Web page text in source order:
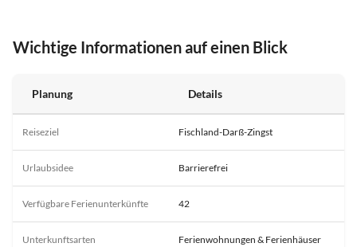
Wichtige Informationen auf einen Blick
Planung Details
Reiseziel Fischland-Darß-Zingst
Urlaubsidee Barrierefrei
Verfügbare Ferienunterkünfte 42
Unterkunftsarten Ferienwohnungen & Ferienhäuser